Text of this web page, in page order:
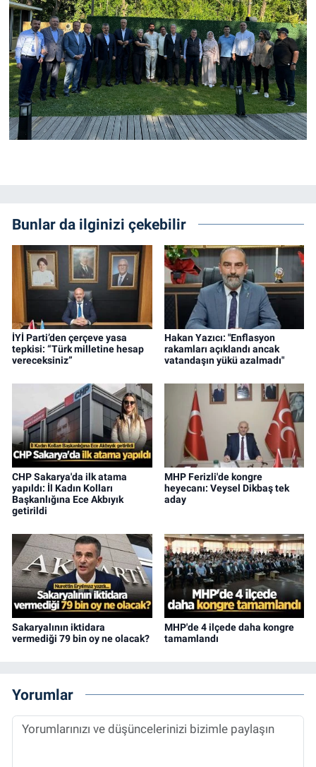
Bunlar da ilginizi çekebilir
İYİ Parti’den çerçeve yasa
tepkisi: “Türk milletine hesap
vereceksiniz”
Hakan Yazıcı: "Enflasyon
rakamları açıklandı ancak
vatandaşın yükü azalmadı"
CHP Sakarya'da ilk atama
yapıldı: İl Kadın Kolları
Başkanlığına Ece Akbıyık
getirildi
MHP Ferizli'de kongre
heyecanı: Veysel Dikbaş tek
aday
Sakaryalının iktidara
vermediği 79 bin oy ne olacak?
MHP'de 4 ilçede daha kongre
tamamlandı
Yorumlar